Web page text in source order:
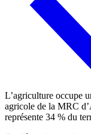
L’agriculture occupe
agricole de la MRC
représente 34 % du